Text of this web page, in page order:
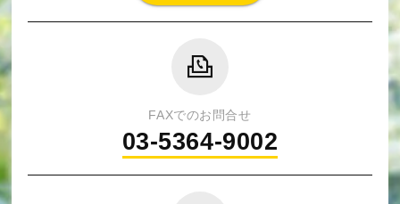
FAXでのお問合せ
03-5364-9002